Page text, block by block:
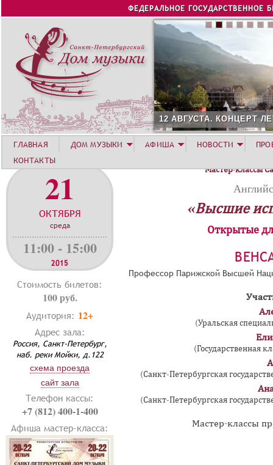
Jump to navigation
ФЕДЕРАЛЬНОЕ ГОСУДАРСТВЕННОЕ
12 АВГУСТА. КОНЦЕРТ
21
ОКТЯБРЯ
среда
11:00 - 15:00
2015
Стоимость билетов:
100 руб.
Аудитория: 12+
Адрес зала:
Россия, Санкт-Петербург,
наб. реки Мойки, д.122
схема проезда
сайт зала
Телефон кассы:
+7 (812) 400-1-400
Афиша мастер-класса:
Мастер-классы
«Высшие
Открытые
Профессор Парижской Высшей
(Уральская
(Государственная
(Санкт-Петербургская
(Санкт-Петербургская
Мастер-классы
ГЛАВНАЯ ДОМ МУЗЫКИ АФИША НОВОСТИ
КОНТАКТЫ